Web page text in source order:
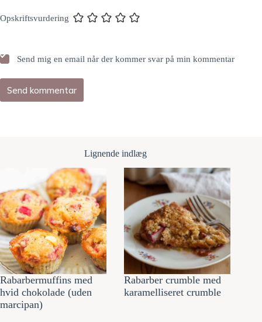
Opskriftsvurdering
Send mig en email når der kommer svar på min kommentar
Send kommentar
Lignende indlæg
Rabarbermuffins med
hvid chokolade (uden
marcipan)
Rabarber crumble med
karamelliseret crumble